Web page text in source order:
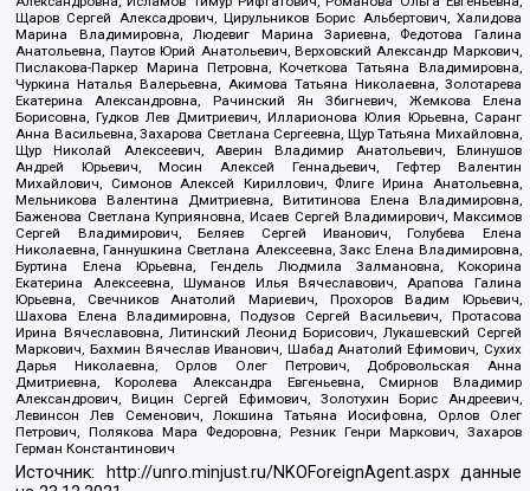
Щаров Сергей Алексадрович, Цирульников Борис Альбертович, Халидова
Марина Владимировна, Людевиг Марина Зариевна, Федотова Галина
Анатольевна, Паутов Юрий Анатольевич, Верховский Александр Маркович,
Пислакова-Паркер Марина Петровна, Кочеткова Татьяна Владимировна,
Чуркина Наталья Валерьевна, Акимова Татьяна Николаевна, Золотарева
Екатерина Александровна, Рачинский Ян Збигневич, Жемкова Елена
Борисовна, Гудков Лев Дмитриевич, Илларионова Юлия Юрьевна, Саранг
Анна Васильевна, Захарова Светлана Сергеевна, Щур Татьяна Михайловна,
Щур Николай Алексеевич, Аверин Владимир Анатольевич, Блинушов
Андрей Юрьевич, Мосин Алексей Геннадьевич, Гефтер Валентин
Михайлович, Симонов Алексей Кириллович, Флиге Ирина Анатольевна,
Мельникова Валентина Дмитриевна, Вититинова Елена Владимировна,
Баженова Светлана Куприяновна, Исаев Сергей Владимирович, Максимов
Сергей Владимирович, Беляев Сергей Иванович, Голубева Елена
Николаевна, Ганнушкина Светлана Алексеевна, Закс Елена Владимировна,
Буртина Елена Юрьевна, Гендель Людмила Залмановна, Кокорина
Екатерина Алексеевна, Шуманов Илья Вячеславович, Арапова Галина
Юрьевна, Свечников Анатолий Мариевич, Прохоров Вадим Юрьевич,
Шахова Елена Владимировна, Подузов Сергей Васильевич, Протасова
Ирина Вячеславовна, Литинский Леонид Борисович, Лукашевский Сергей
Маркович, Бахмин Вячеслав Иванович, Шабад Анатолий Ефимович, Сухих
Дарья Николаевна, Орлов Олег Петрович, Добровольская Анна
Дмитриевна, Королева Александра Евгеньевна, Смирнов Владимир
Александрович, Вицин Сергей Ефимович, Золотухин Борис Андреевич,
Левинсон Лев Семенович, Локшина Татьяна Иосифовна, Орлов Олег
Петрович, Полякова Мара Федоровна, Резник Генри Маркович, Захаров
Герман Константинович
Источник: http://unro.minjust.ru/NKOForeignAgent.aspxданные